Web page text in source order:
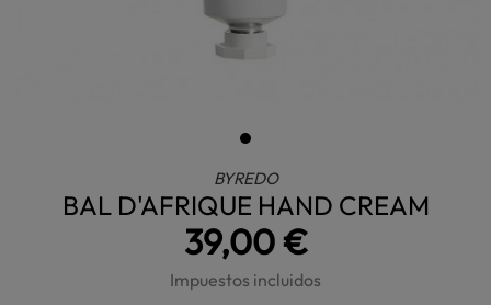
BYREDO
BAL D'AFRIQUE HAND CREAM
39,00 €
Impuestos incluidos